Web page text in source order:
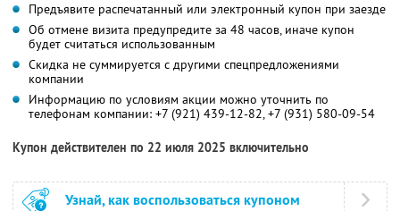
Предъявите распечатанный или электронный купон при заезде
Об отмене визита предупредите за 48 часов, иначе купон
будет считаться использованным
Скидка не суммируется с другими спецпредложениями
компании
Информацию по условиям акции можно уточнить по
телефонам компании: +7 (921) 439-12-82, +7 (931) 580-09-54
Купон действителен по 22 июля 2025 включительно
Узнай, как воспользоваться купоном